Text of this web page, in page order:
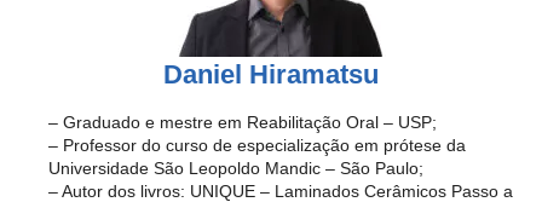
Daniel Hiramatsu
– Graduado e mestre em Reabilitação Oral – USP;
– Professor do curso de especialização em prótese da
Universidade São Leopoldo Mandic – São Paulo;
– Autor dos livros: UNIQUE – Laminados Cerâmicos Passo a